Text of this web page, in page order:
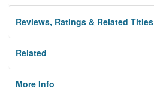
Reviews, Ratings & Related Titles
Related
More Info